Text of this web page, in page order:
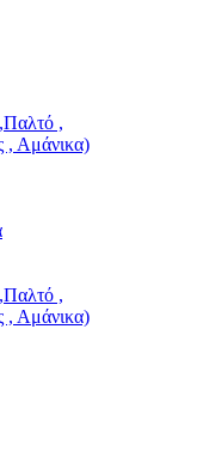
,
, Αμάνικα)
,
, Αμάνικα)